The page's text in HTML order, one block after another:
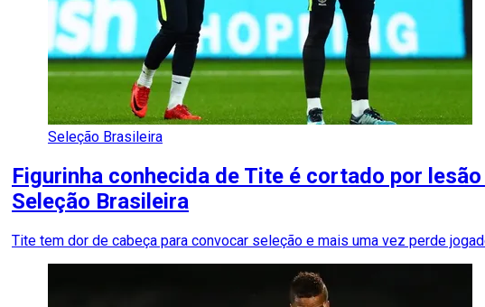
Seleção Brasileira
Figurinha conhecida de Tite é cortado por
Seleção Brasileira
Tite tem dor de cabeça para convocar seleção e mais uma vez perde